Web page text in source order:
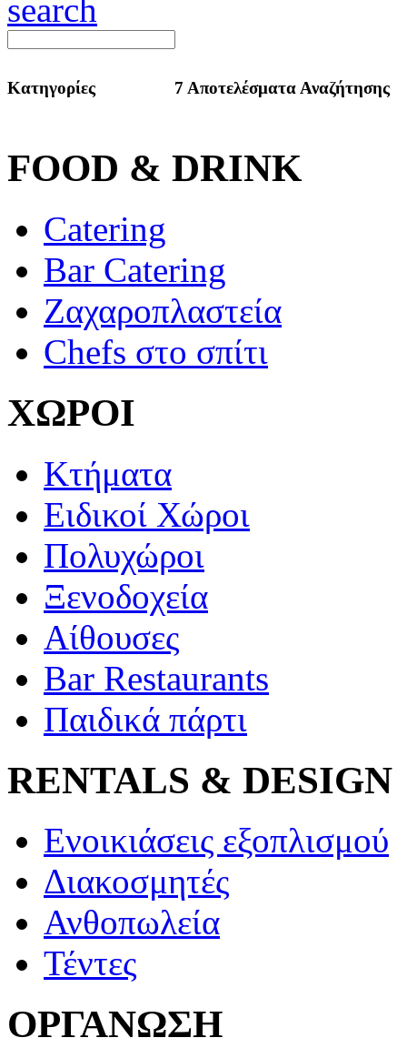
Κατηγορίες 7 Αποτελέσματα Αναζήτησης
FOOD & DRINK
Catering
Bar Catering
Ζαχαροπλαστεία
Chefs στο σπίτι
ΧΩΡΟΙ
Κτήματα
Ειδικοί Χώροι
Πολυχώροι
Ξενοδοχεία
Αίθουσες
Bar Restaurants
Παιδικά πάρτι
RENTALS & DESIGN
Ενοικιάσεις εξοπλισμού
Διακοσμητές
Ανθοπωλεία
Τέντες
ΟΡΓΑΝΩΣΗ